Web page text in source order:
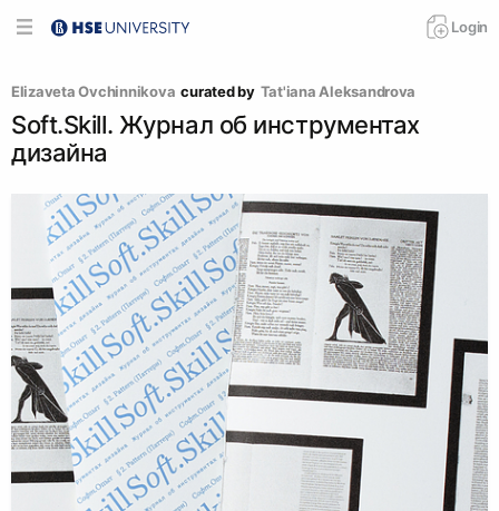
Login
Elizaveta Ovchinnikova curated by Tat'iana Аleksandrova
Soft.Skill. Журнал об инструментах
дизайна